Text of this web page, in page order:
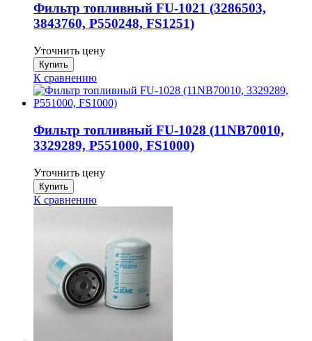
Фильтр топливный FU-1021 (3286503,
3843760, P550248, FS1251)
Уточнить цену
К сравнению
Фильтр топливный FU-1028 (11NB70010,
3329289, P551000, FS1000)
Уточнить цену
К сравнению